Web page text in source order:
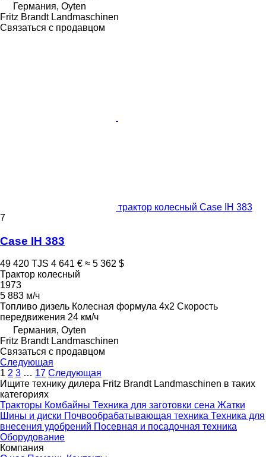
Германия, Oyten
Fritz Brandt Landmaschinen
Связаться с продавцом
трактор колесный Case IH 383
7
Case IH 383
49 420 TJS 4 641 € ≈ 5 362 $
Трактор колесный
1973
5 883 м/ч
Топливо дизель Колесная формула 4x2 Скорость
передвижения 24 км/ч
Германия, Oyten
Fritz Brandt Landmaschinen
Связаться с продавцом
Следующая
1 2 3 … 17 Следующая
Ищите технику дилера Fritz Brandt Landmaschinen в таких
категориях
Тракторы Комбайны Техника для заготовки сена Жатки
Шины и диски Почвообрабатывающая техника Техника для
внесения удобрений Посевная и посадочная техника
Оборудование
Компания